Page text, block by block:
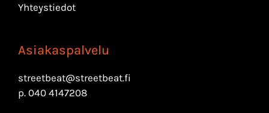
Yhteystiedot
Asiakaspalvelu
streetbeat@streetbeat.fi
p. 040 4147208